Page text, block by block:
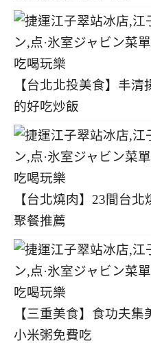
【台北北投美食】丰
的好吃炒飯
【台北燒肉】23間台
聚餐推薦
【三重美食】食功夫
小米粥免費吃